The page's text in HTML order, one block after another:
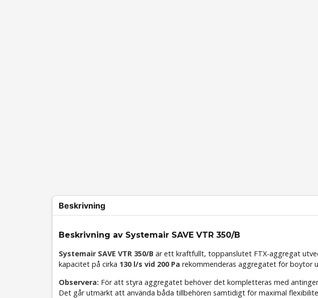
Beskrivning
Beskrivning av Systemair SAVE VTR 350/B
Systemair SAVE VTR 350/B är ett kraftfullt, toppanslutet FTX-aggregat
kapacitet på cirka 130 l/s vid 200 Pa rekommenderas aggregatet för boytor
Observera: För att styra aggregatet behöver det kompletteras med
Det går utmärkt att använda båda tillbehören samtidigt för maximal